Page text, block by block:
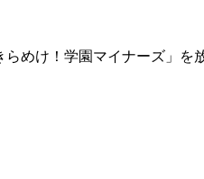
めけ！学園マイナーズ」を